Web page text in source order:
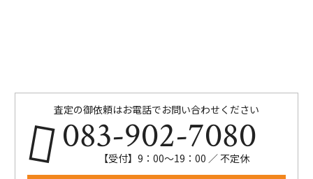
査定の御依頼はお電話でお問い合わせください
083-902-7080
【受付】9：00～19：00 ／ 不定休